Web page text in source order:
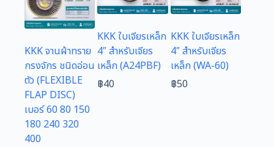
KKK จานผ้าทราย
กรงจักร ชนิดอ่อน
ตัว (FLEXIBLE
FLAP DISC)
เบอร์ 60 80 150
180 240 320
400
KKK ใบเจียรเหล็ก
4″ สำหรับเจียร
เหล็ก (A24PBF)
฿40
KKK ใบเจียรเหล็ก
4″ สำหรับเจียร
เหล็ก (WA-60)
฿50